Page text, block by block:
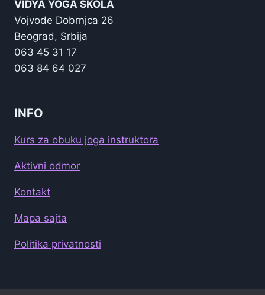
VIDYA YOGA ŠKOLA
Vojvode Dobrnjca 26
Beograd, Srbija
063 45 31 17
063 84 64 027
INFO
Kurs za obuku joga instruktora
Aktivni odmor
Kontakt
Mapa sajta
Politika privatnosti